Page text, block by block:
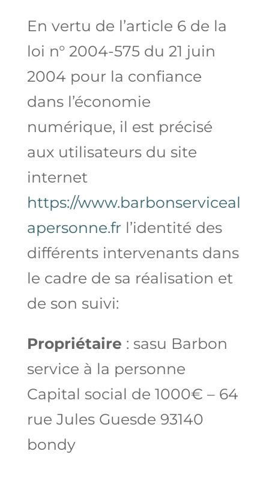
En vertu de l’article 6 de la
loi n° 2004-575 du 21 juin
2004 pour la confiance
dans l’économie
numérique, il est précisé
aux utilisateurs du site
internet
https://www.barbonserviceal
apersonne.fr l’identité des
différents intervenants dans
le cadre de sa réalisation et
de son suivi:
Propriétaire : sasu Barbon
service à la personne
Capital social de 1000€ – 64
rue Jules Guesde 93140
bondy